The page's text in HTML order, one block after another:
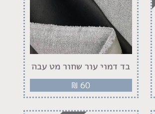
בד דמוי עור שחור מט עבה
₪ 60